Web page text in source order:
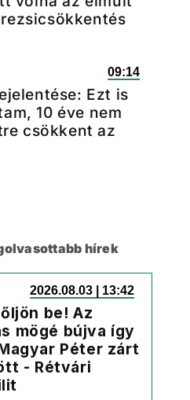
09:14
Ezt is
10 éve nem
csökkent az
hírek
2026.08.03 | 13:42
be! Az
mögé bújva így
Péter zárt
- Rétvári